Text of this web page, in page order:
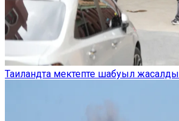
Таиландта мектепте шабуыл жасалды